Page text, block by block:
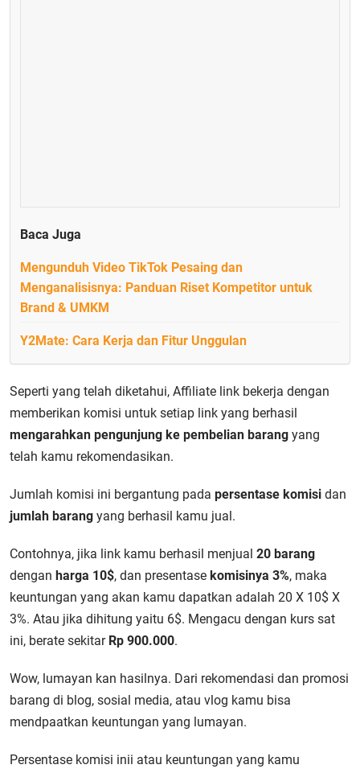
Baca Juga
Mengunduh Video TikTok Pesaing dan
Menganalisisnya: Panduan Riset Kompetitor untuk
Brand & UMKM
Y2Mate: Cara Kerja dan Fitur Unggulan
Seperti yang telah diketahui, Affiliate link bekerja dengan
memberikan komisi untuk setiap link yang berhasil
mengarahkan pengunjung ke pembelian barang yang
telah kamu rekomendasikan.
Jumlah komisi ini bergantung pada persentase komisi dan
jumlah barang yang berhasil kamu jual.
Contohnya, jika link kamu berhasil menjual 20 barang
dengan harga 10$, dan presentase komisinya 3%, maka
keuntungan yang akan kamu dapatkan adalah 20 X 10$ X
3%. Atau jika dihitung yaitu 6$. Mengacu dengan kurs sat
ini, berate sekitar Rp 900.000.
Wow, lumayan kan hasilnya. Dari rekomendasi dan promosi
barang di blog, sosial media, atau vlog kamu bisa
mendpaatkan keuntungan yang lumayan.
Persentase komisi inii atau keuntungan yang kamu